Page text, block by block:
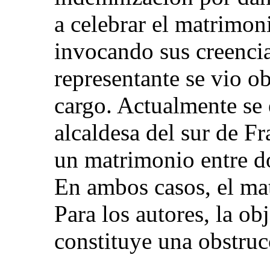
a celebrar el
invocando sus
representante se vio
cargo. Actualmente
alcaldesa del sur de
un matrimonio entre
En ambos casos, el
Para los autores, la
constituye una